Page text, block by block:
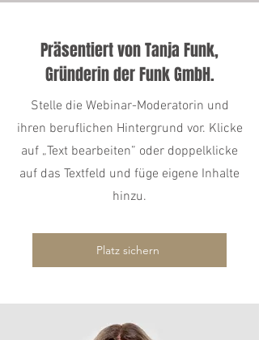
Präsentiert von Tanja Funk,
Gründerin der Funk GmbH.
Stelle die Webinar-Moderatorin und
ihren beruflichen Hintergrund vor. Klicke
auf „Text bearbeiten” oder doppelklicke
auf das Textfeld und füge eigene Inhalte
hinzu.
Platz sichern